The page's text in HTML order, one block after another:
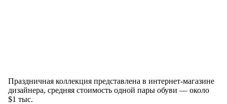
Праздничная коллекция представлена в интернет-магазине
дизайнера, средняя стоимость одной пары обуви — около
$1 тыс.